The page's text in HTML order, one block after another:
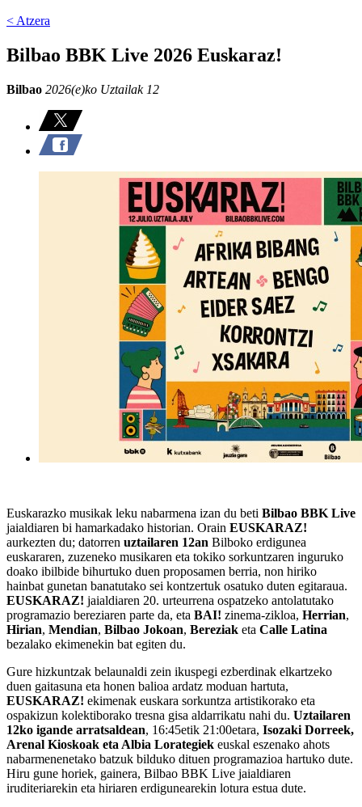
< Atzera
Bilbao BBK Live 2026 Euskaraz!
Bilbao 2026(e)ko Uztailak 12
Euskarazko musikak leku nabarmena izan du beti Bilbao BBK Live
jaialdiaren bi hamarkadako historian. Orain EUSKARAZ!
aurkezten du; datorren uztailaren 12an Bilboko erdigunea
euskararen, zuzeneko musikaren eta tokiko sorkuntzaren inguruko
doako ibilbide bihurtuko duen proposamen berria, non hiriko
hainbat gunetan banatutako sei kontzertuk osatuko duten egitaraua.
EUSKARAZ! jaialdiaren 20. urteurrena ospatzeko antolatutako
programazio bereziaren parte da, eta BAI! zinema-zikloa, Herrian,
Hirian, Mendian, Bilbao Jokoan, Bereziak eta Calle Latina
bezalako ekimenekin bat egiten du.
Gure hizkuntzak belaunaldi zein ikuspegi ezberdinak elkartzeko
duen gaitasuna eta honen balioa ardatz moduan hartuta,
EUSKARAZ! ekimenak euskara sorkuntza artistikorako eta
ospakizun kolektiborako tresna gisa aldarrikatu nahi du. Uztailaren
12ko igande arratsaldean, 16:45etik 21:00etara, Isozaki Dorreek,
Arenal Kioskoak eta Albia Lorategiek euskal eszenako ahots
nabarmenenetako batzuk bilduko dituen programazioa hartuko dute.
Hiru gune horiek, gainera, Bilbao BBK Live jaialdiaren
iruditeriarekin eta hiriaren erdigunearekin lotura estua dute.